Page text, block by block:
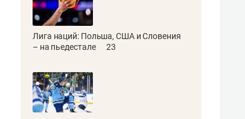
Лига наций: Польша, США и Словения
– на пьедестале
23